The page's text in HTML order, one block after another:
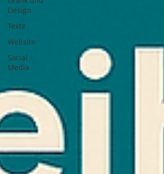
Design
Texte
Website
Social
Media